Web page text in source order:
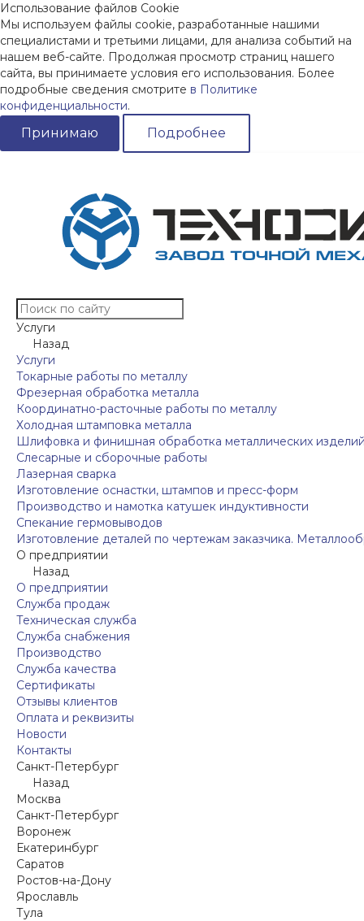
Использование файлов Cookie
Мы используем файлы cookie, разработанные нашими
специалистами и третьими лицами, для анализа событий на
нашем веб-сайте. Продолжая просмотр страниц нашего
сайта, вы принимаете условия его использования. Более
подробные сведения смотрите в Политике
конфиденциальности.
Принимаю Подробнее
Услуги
Назад
Услуги
Токарные работы по металлу
Фрезерная обработка металла
Координатно-расточные работы по металлу
Холодная штамповка металла
Шлифовка и финишная обработка металлических
Слесарные и сборочные работы
Лазерная сварка
Изготовление оснастки, штампов и пресс-форм
Производство и намотка катушек индуктивности
Спекание гермовыводов
Изготовление деталей по чертежам заказчика.
О предприятии
Назад
О предприятии
Служба продаж
Техническая служба
Служба снабжения
Производство
Служба качества
Сертификаты
Отзывы клиентов
Оплата и реквизиты
Новости
Контакты
Санкт-Петербург
Назад
Москва
Санкт-Петербург
Воронеж
Екатеринбург
Саратов
Ростов-на-Дону
Ярославль
Тула